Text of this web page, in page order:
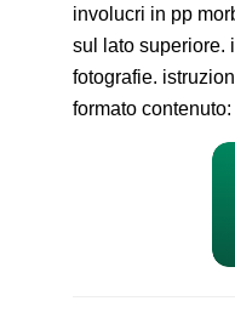
involucri in pp
sul lato superiore.
fotografie.
formato